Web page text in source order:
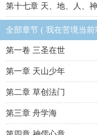
第十七章 天、地、人、
全部章节 ( 我在苦境当前
第一卷 三圣在世
第一章 天山少年
第二章 草创法门
第三章 舟学海